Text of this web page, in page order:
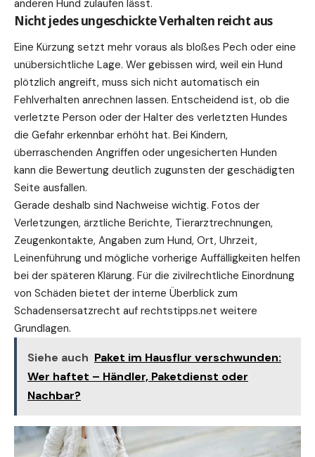
anderen Hund zulaufen lässt.
Nicht jedes ungeschickte Verhalten reicht aus
Eine Kürzung setzt mehr voraus als bloßes Pech oder eine
unübersichtliche Lage. Wer gebissen wird, weil ein Hund
plötzlich angreift, muss sich nicht automatisch ein
Fehlverhalten anrechnen lassen. Entscheidend ist, ob die
verletzte Person oder der Halter des verletzten Hundes
die Gefahr erkennbar erhöht hat. Bei Kindern,
überraschenden Angriffen oder ungesicherten Hunden
kann die Bewertung deutlich zugunsten der geschädigten
Seite ausfallen.
Gerade deshalb sind Nachweise wichtig. Fotos der
Verletzungen, ärztliche Berichte, Tierarztrechnungen,
Zeugenkontakte, Angaben zum Hund, Ort, Uhrzeit,
Leinenführung und mögliche vorherige Auffälligkeiten helfen
bei der späteren Klärung. Für die zivilrechtliche Einordnung
von Schäden bietet der interne Überblick zum
Schadensersatzrecht auf rechtstipps.net weitere
Grundlagen.
Siehe auch Paket im Hausflur verschwunden:
Wer haftet – Händler, Paketdienst oder
Nachbar?